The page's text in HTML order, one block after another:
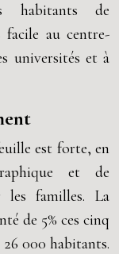
habitants de
facile au centre-
universités et à
est forte, en
et de
les familles. La
de 5% ces cinq
26 000 habitants.